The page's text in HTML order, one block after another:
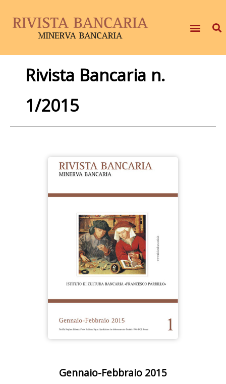
Rivista Bancaria n.
1/2015
Gennaio-Febbraio 2015